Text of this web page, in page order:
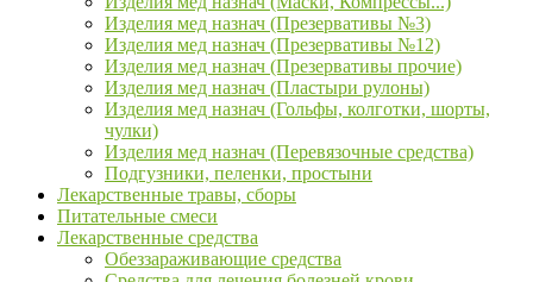
Изделия мед назнач (Презервативы №3)
Изделия мед назнач (Презервативы №12)
Изделия мед назнач (Презервативы прочие)
Изделия мед назнач (Пластыри рулоны)
Изделия мед назнач (Гольфы, колготки, шорты,
чулки)
Изделия мед назнач (Перевязочные средства)
Подгузники, пеленки, простыни
Лекарственные травы, сборы
Питательные смеси
Лекарственные средства
Обеззараживающие средства